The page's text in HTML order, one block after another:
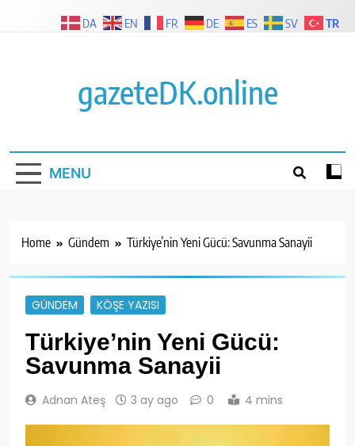
gazeteDK.online
MENU
Home Gündem Türkiye’nin Yeni Gücü: Savunma Sanayii
GÜNDEM KÖŞE YAZISI
Türkiye’nin Yeni Gücü:
Savunma Sanayii
Adnan Ateş 3 ay ago 0 4 mins
DA EN FR DE ES SV TR